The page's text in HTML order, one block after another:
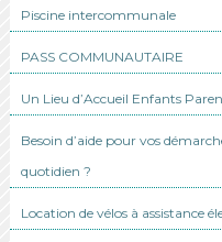
Piscine intercommunale
PASS COMMUNAUTAIRE
Un Lieu d’Accueil Enfants
Besoin d’aide pour vos
quotidien ?
Location de vélos à assistance